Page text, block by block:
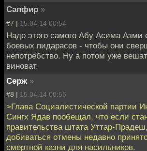
Сапфир »
#7 | 15.04.14 00:54
Надо этого самого Абу Асима Азми
боевых пидарасов - чтобы они
непотребство. Ну а потом уже
виноват.
Серж »
#8 | 15.04.14 00:56
>Глава Социалистической партии
Сингх Ядав пообещал, что если
правительства штата Уттар-
добиваться отмены недавно
смертной казни для насильников.